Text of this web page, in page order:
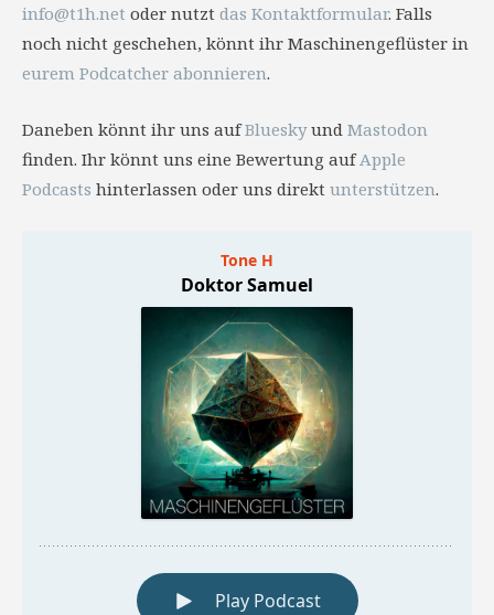
info@t1h.net oder nutzt das Kontaktformular. Falls
noch nicht geschehen, könnt ihr Maschinengeflüster in
eurem Podcatcher abonnieren.
Daneben könnt ihr uns aufBlueskyund Mastodon
finden. Ihr könnt uns eine Bewertung aufApple
Podcasts hinterlassen oder uns direkt unterstützen.